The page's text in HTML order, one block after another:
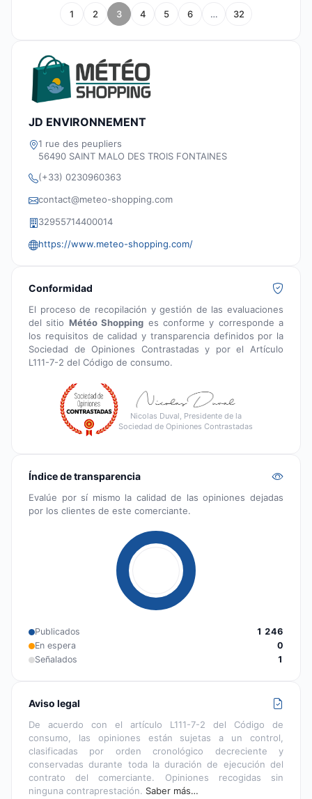
1 2 3 4 5 6 … 32
JD ENVIRONNEMENT
1 rue des peupliers
56490 SAINT MALO DES TROIS FONTAINES
(+33) 0230960363
contact@meteo-shopping.com
32955714400014
https://www.meteo-shopping.com/
Conformidad
El proceso de recopilación y gestión de las evaluaciones
del sitio Météo Shopping es conforme y corresponde a
los requisitos de calidad y transparencia definidos por la
Sociedad de Opiniones Contrastadas y por el Artículo
L111-7-2 del Código de consumo.
Nicolas Duval, Presidente de la
Sociedad de Opiniones Contrastadas
Índice de transparencia
Evalúe por sí mismo la calidad de las opiniones dejadas
por los clientes de este comerciante.
Publicados
1 246
En espera
0
Señalados
1
Aviso legal
De acuerdo con el artículo L111-7-2 del Código de
consumo, las opiniones están sujetas a un control,
clasificadas por orden cronológico decreciente y
conservadas durante toda la duración de ejecución del
contrato del comerciante. Opiniones recogidas sin
ninguna contraprestación. Saber más…